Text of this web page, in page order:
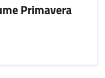
Primavera